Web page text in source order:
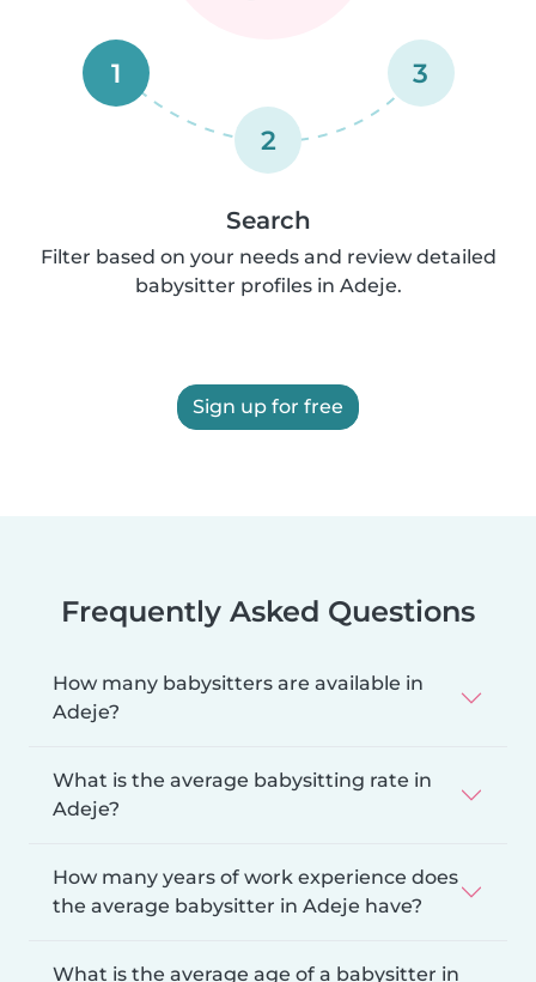
1
2
3
Search
Filter based on your needs and review detailed
babysitter profiles in Adeje.
Sign up for free
Frequently Asked Questions
How many babysitters are available in
Adeje?
What is the average babysitting rate in
Adeje?
How many years of work experience does
the average babysitter in Adeje have?
What is the average age of a babysitter in